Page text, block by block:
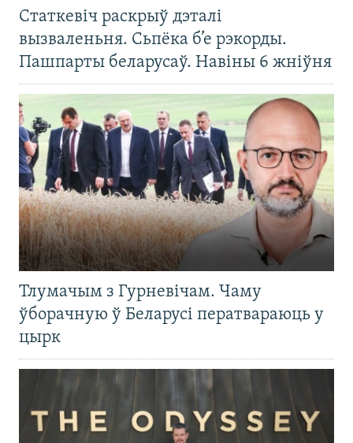
Статкевіч раскрыў дэталі
вызваленьня. Сьпёка б’е рэкорды.
Пашпарты беларусаў. Навіны 6 жніўня
Тлумачым з Гурневічам. Чаму
ўборачную ў Беларусі ператвараюць у
цырк